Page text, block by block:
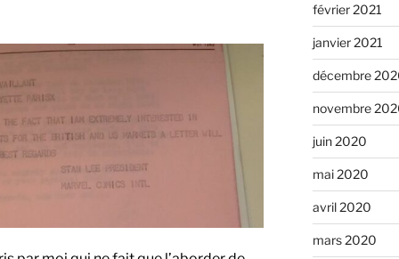
février 2021
janvier 2021
décembre
novembre
juin 2020
mai 2020
avril 2020
mars 2020